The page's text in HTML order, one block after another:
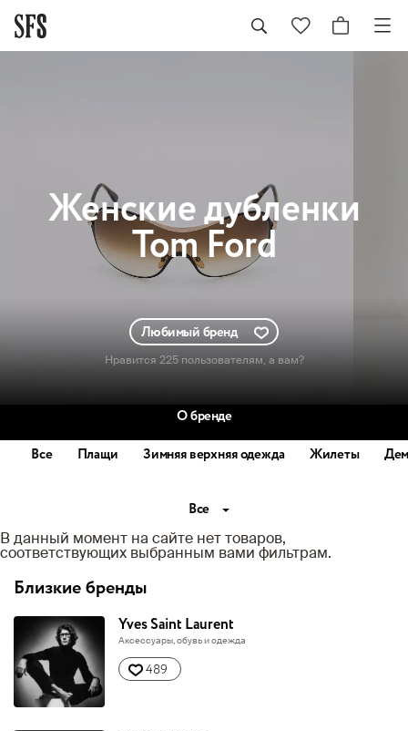
Женскиедубленки
Tom Ford
Любимый бренд
Нравится 225 пользователям, а вам?
О бренде
Все
Плащи Зимняя верхняя одежда Жилеты
Все
В данный момент на сайте нет товаров,
соответствующих выбранным вами фильтрам.
Близкие бренды
Yves Saint Laurent
Аксессуары, обувь и одежда
489